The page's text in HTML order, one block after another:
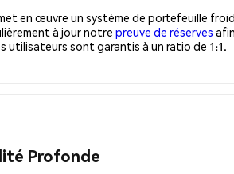
en œuvre un système de portefeuille
à jour notre preuve de réserves
utilisateurs sont garantis à un ratio de 1:1.
Profonde